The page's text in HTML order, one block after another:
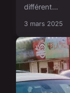
différent...
3 mars 2025